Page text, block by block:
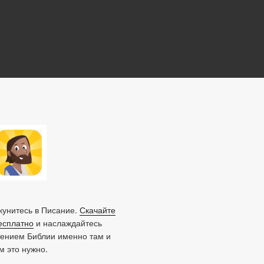
в Писание. Скачайте
и наслаждайтесь
Библии именно там и
это нужно.